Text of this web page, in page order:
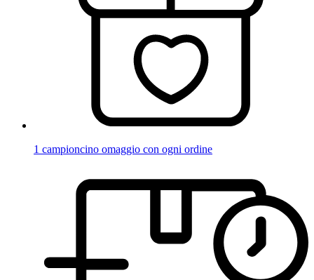
1 campioncino omaggio con ogni ordine